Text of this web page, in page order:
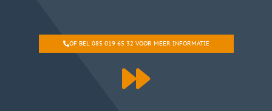
OF BEL 085 019 65 32 VOOR MEER INFORMATIE